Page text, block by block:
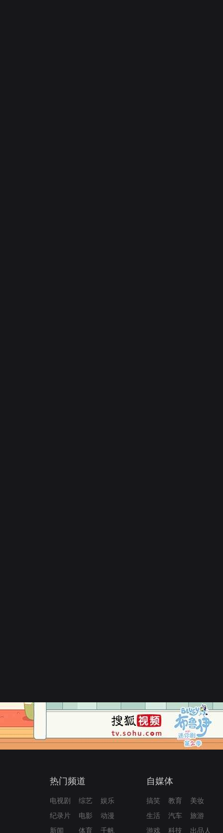
热门频道
电视剧 综艺
娱乐
纪录片
电影
动漫
新闻
体育 千帆
自媒体
搞笑 教育
美妆
生活
汽车
旅游
游戏
科技 出品人